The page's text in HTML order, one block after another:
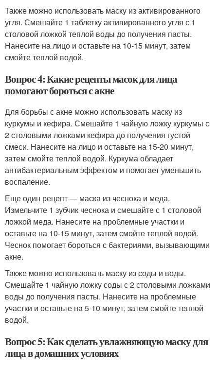
Также можно использовать маску из активированного
угля. Смешайте 1 таблетку активированного угля с 1
столовой ложкой теплой воды до получения пасты.
Нанесите на лицо и оставьте на 10-15 минут, затем
смойте теплой водой.
Вопрос 4: Какие рецепты масок для лица
помогают бороться с акне
Для борьбы с акне можно использовать маску из
куркумы и кефира. Смешайте 1 чайную ложку куркумы с
2 столовыми ложками кефира до получения густой
смеси. Нанесите на лицо и оставьте на 15-20 минут,
затем смойте теплой водой. Куркума обладает
антибактериальным эффектом и помогает уменьшить
воспаление.
Еще один рецепт — маска из чеснока и меда.
Измельчите 1 зубчик чеснока и смешайте с 1 столовой
ложкой меда. Нанесите на проблемные участки и
оставьте на 10-15 минут, затем смойте теплой водой.
Чеснок помогает бороться с бактериями, вызывающими
акне.
Также можно использовать маску из соды и воды.
Смешайте 1 чайную ложку соды с 2 столовыми ложками
воды до получения пасты. Нанесите на проблемные
участки и оставьте на 5-10 минут, затем смойте теплой
водой.
Вопрос 5: Как сделать увлажняющую маску для
лица в домашних условиях